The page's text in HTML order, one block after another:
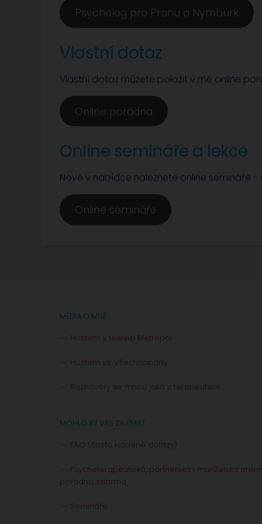
Psycholog pro Prahu a Nymburk
Vlastní dotaz
Vlastní dotaz můžete položit v mé online
Online poradna
Online semináře a lekce
Nově v nabídce naleznete online semináře -
Online semináře
MÉDIA O MNĚ
Hostem v televizi Metropol
Hostem ve Všechnopárty
Rozhovory se mnou jako s terapeutem
MOHLO BY VÁS ZAJÍMAT
FAQ (často kladené dotazy)
Psychoterapeutická, partnerská i manželská
poradna zdarma
Semináře